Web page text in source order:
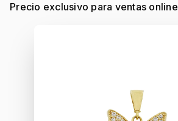
Precio exclusivo para ventas online